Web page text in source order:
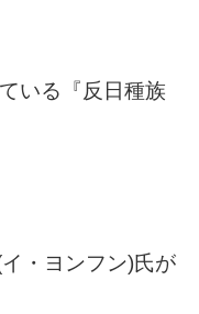
いる『反日種族
・ヨンフン)氏が